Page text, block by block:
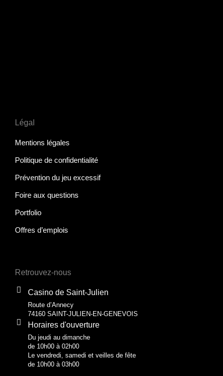
Légal
Mentions légales
Politique de confidentialité
Prévention du jeu excessif
Foire aux questions
Portfolio
Offres d’emplois
Retrouvez-nous
Casino de Saint-Julien
Route d’Annecy
74160 SAINT-JULIEN-EN-GENEVOIS
Horaires d'ouverture
Du jeudi au dimanche
de 10h00 à 02h00
Le vendredi, samedi et veilles de fête
de 10h00 à 03h00